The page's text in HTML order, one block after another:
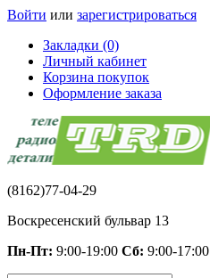
Войти или зарегистрироваться
Закладки (0)
Личный кабинет
Корзина покупок
Оформление заказа
(8162)77-04-29
Воскресенский бульвар 13
Пн-Пт: 9:00-19:00 Сб: 9:00-17:00